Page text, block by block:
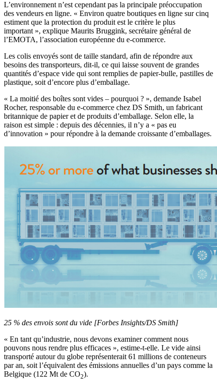
L’environnement n’est cependant pas la principale préoccupation
des vendeurs en ligne. « Environ quatre boutiques en ligne sur cinq
estiment que la protection du produit est le critère le plus
important », explique Maurits Bruggink, secrétaire général de
l’EMOTA, l’association européenne du e-commerce.
Les colis envoyés sont de taille standard, afin de répondre aux
besoins des transporteurs, dit-il, ce qui laisse souvent de grandes
quantités d’espace vide qui sont remplies de papier-bulle, pastilles de
plastique, soit d’encore plus d’emballage.
« La moitié des boîtes sont vides – pourquoi ? », demande Isabel
Rocher, responsable du e-commerce chez DS Smith, un fabricant
britannique de papier et de produits d’emballage. Selon elle, la
raison est simple : depuis des décennies, il n’y a « pas eu
d’innovation » pour répondre à la demande croissante d’emballages.
25 % des envois sont du vide [Forbes Insights/DS Smith]
« En tant qu’industrie, nous devons examiner comment nous
pouvons nous rendre plus efficaces », estime-t-elle. Le vide ainsi
transporté autour du globe représenterait 61 millions de conteneurs
par an, soit l’équivalent des émissions annuelles d’un pays comme la
Belgique (122 Mt de CO2).